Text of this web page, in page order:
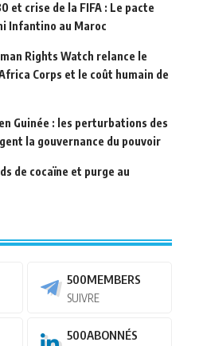
et crise de la FIFA : Le pacte
Infantino au Maroc
Rights Watch relance le
Corps et le coût humain de
Guinée : les perturbations des
la gouvernance du pouvoir
de cocaïne et purge au
500MEMBERS
SUIVRE
500ABONNÉS